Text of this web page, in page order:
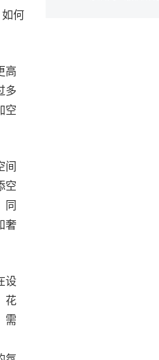
何
高
多
空
间
空
同
奢
设
花
需